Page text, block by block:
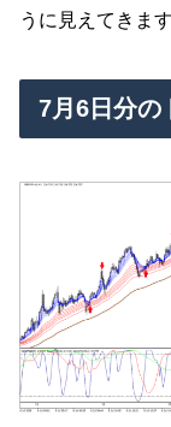
うに見えてきま
7月6日分の